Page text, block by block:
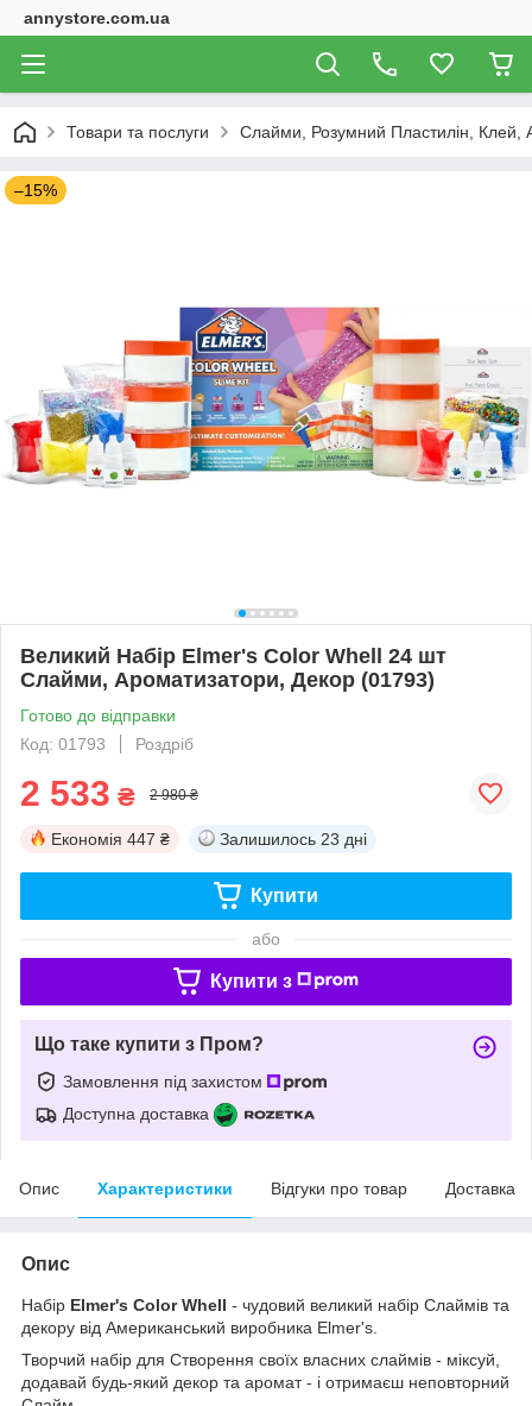
annystore.com.ua
Товари та послуги Слайми, Розумний Пластилін, Клей,
–15%
Великий Набір Elmer's Color Whell 24 шт
Слайми, Ароматизатори, Декор (01793)
Готово до відправки
Код: 01793
Роздріб
2 533 ₴ 2 980 ₴
Економія 447 ₴ Залишилось 23 дні
Купити
або
Купити з
Що таке купити з Пром?
Замовлення під захистом
Доступна доставка
Опис Характеристики Відгуки про товар Доставка
Опис
Набір Elmer's Color Whell - чудовий великий набір Слаймів та
декору від Американський виробника Elmer's.
Творчий набір для Створення своїх власних слаймів - міксуй,
додавай будь-який декор та аромат - і отримаєш неповторний